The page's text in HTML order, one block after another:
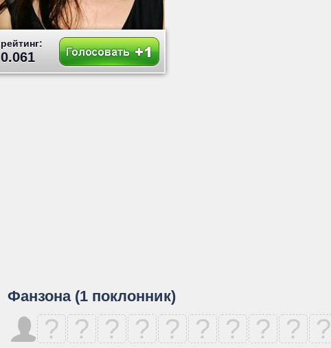
рейтинг:
0.061
Фанзона (1 поклонник)
? ? ? ? ? ? ? ? ? ?